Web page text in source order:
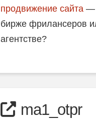
продвижение сайта —
бирже фрилансеров
агентстве?
ma1_otpr